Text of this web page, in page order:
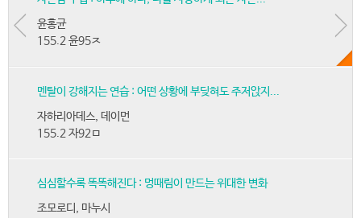
윤홍균
155.2 윤95ㅈ
멘탈이 강해지는 연습 : 어떤 상황에 부딪혀도 주저앉지...
자하리아데스, 데이먼
155.2 자92ㅁ
심심할수록 똑똑해진다 : 멍때림이 만드는 위대한 변화
조모로디, 마누시